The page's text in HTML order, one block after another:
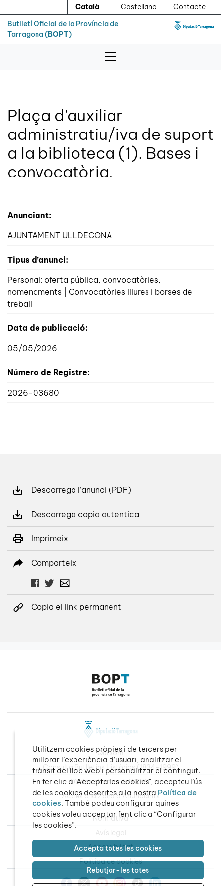
Català Castellano
Contacte
Butlletí Oficial de la Província de
Tarragona (BOPT)
Plaça d'auxiliar
administratiu/iva de suport
a la biblioteca (1). Bases i
convocatòria.
Anunciant:
AJUNTAMENT ULLDECONA
Tipus d’anunci:
Personal: oferta pública, convocatòries,
nomenaments | Convocatòries lliures i borses de
treball
Data de publicació:
05/05/2026
Número de Registre:
2026-03680
Descarrega l’anunci (PDF)
Descarrega copia autentica
Imprimeix
Comparteix
Copia el link permanent
Qui som
Consulta Butlletins Històrics (1834-1999)
Dades obertes del BOPT
Accés a la Zona d’Anunciants
Normativa
Avís legal
Accessibilitat
Política de cookies
Utilitzem cookies pròpies i de tercers per
millorar l’experiència d’usuari, analitzar el
trànsit del lloc web i personalitzar el contingut.
En fer clic a "Accepta les cookies", accepteu l’ús
de les cookies descrites a la nostra Política de
cookies. També podeu configurar quines
cookies voleu acceptar fent clic a “Configurar
les cookies”.
Accepta totes les cookies
Rebutjar-les totes